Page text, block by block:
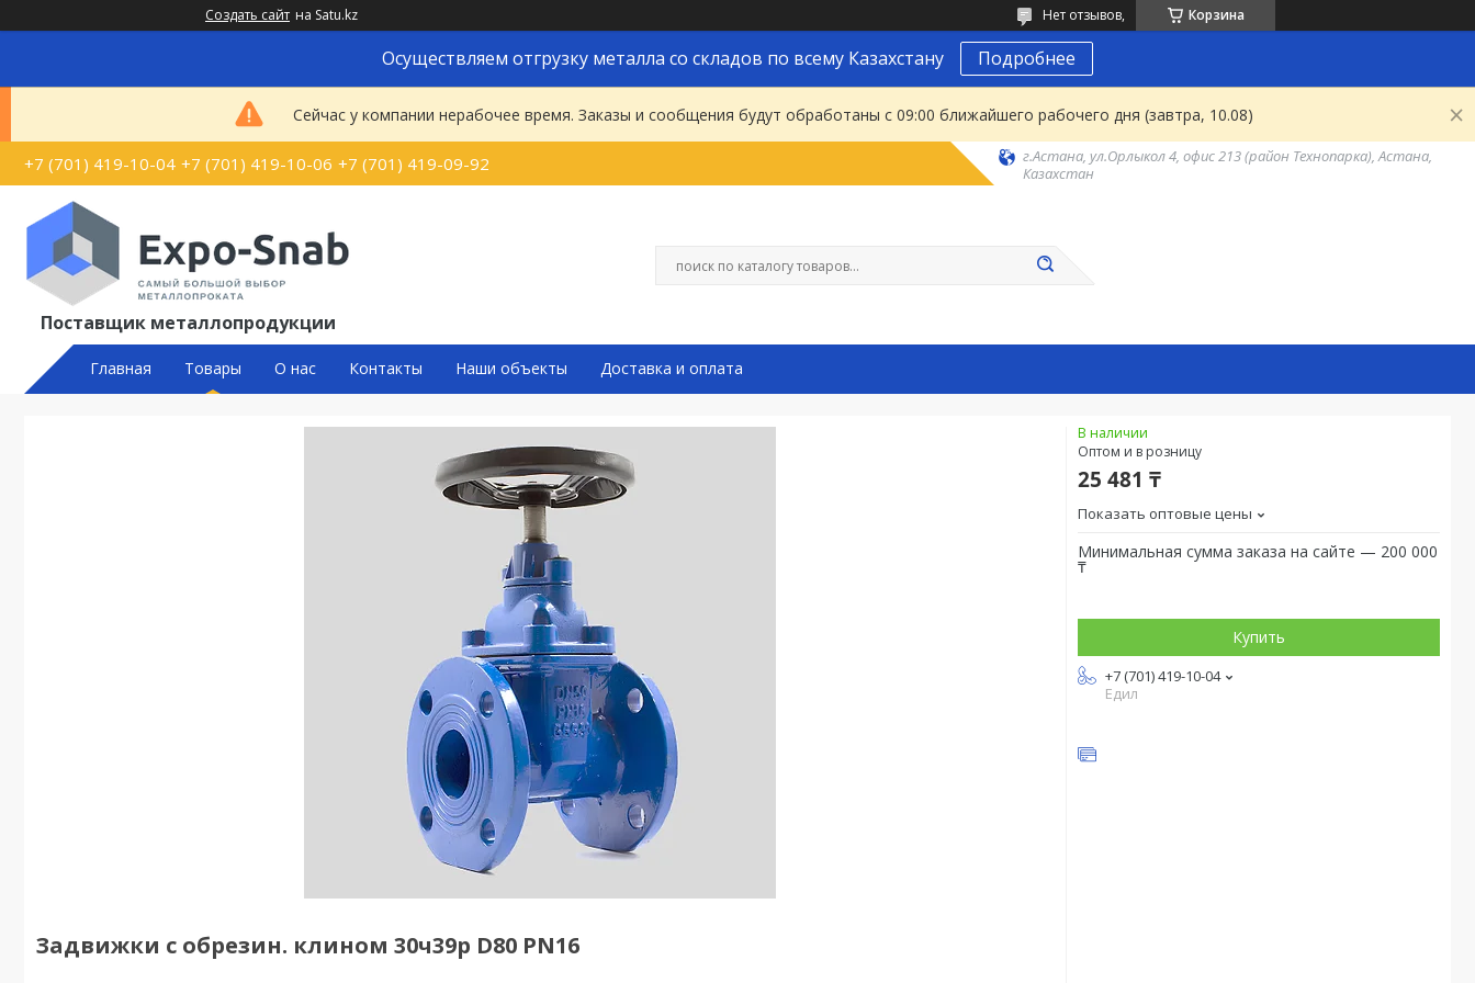
Создать сайт на Satu.kz Корзина
Нет отзывов,
Осуществляем отгрузку металла со складов по всему Казахстану Подробнее
Сейчас у компании нерабочее время. Заказы и сообщения будут обработаны с 09:00 ближайшего рабочего дня (завтра, 10.08)
+7 (701) 419-10-04 +7 (701) 419-10-06 +7 (701) 419-09-92
г.Астана, ул.Орлыкол 4, офис 213 (район Технопарка), Астана,
Казахстан
Поставщик металлопродукции
Главная Товары О нас Контакты Наши объекты Доставка и оплата
Задвижки с обрезин. клином 30ч39р D80 PN16
В наличии
Оптом и в розницу
25 481 ₸
Показать оптовые цены
Минимальная сумма заказа на сайте — 200 000
₸
Купить
+7 (701) 419-10-04
Едил